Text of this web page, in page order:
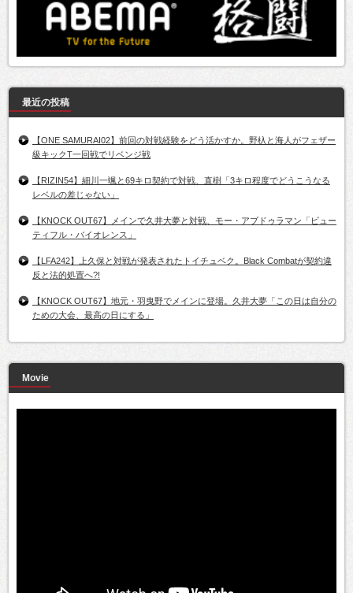
最近の投稿
【ONE SAMURAI02】前回の対戦経験をどう活かすか。野杁と海人がフェザー
級キックT一回戦でリベンジ戦
【RIZIN54】細川一颯と69キロ契約で対戦、直樹「3キロ程度でどうこうなる
レベルの差じゃない」
【KNOCK OUT67】メインで久井大夢と対戦、モー・アブドゥラマン「ビュー
ティフル・バイオレンス」
【LFA242】上久保と対戦が発表されたトイチュベク。Black Combatが契約違
反と法的処置へ?!
【KNOCK OUT67】地元・羽曳野でメインに登場。久井大夢「この日は自分の
ための大会、最高の日にする」
Movie